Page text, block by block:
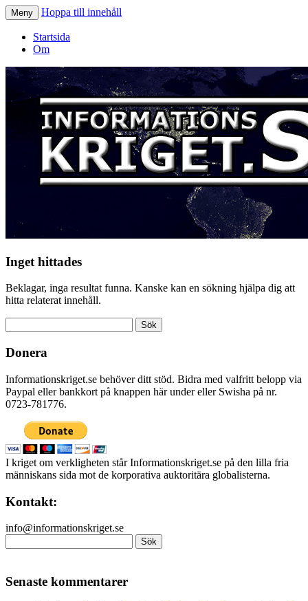
Informationskriget.se
Meny Hoppa till innehåll
Startsida
Om
Inget hittades
Beklagar, inga resultat funna. Kanske kan en sökning hjälpa dig att
hitta relaterat innehåll.
efter:
Donera
Informationskriget.se behöver ditt stöd. Bidra med valfritt belopp via
Paypal eller bankkort på knappen här under eller Swisha på nr.
0723-781776.
I kriget om verkligheten står Informationskriget.se på den lilla fria
människans sida mot de korporativa auktoritära globalisterna.
Kontakt:
info@informationskriget.se
efter:
Senaste kommentarer